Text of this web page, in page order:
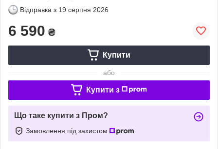
Відправка з 19 серпня 2026
6 590 ₴
Купити
або
Купити з
Що таке купити з Пром?
Замовлення під захистом